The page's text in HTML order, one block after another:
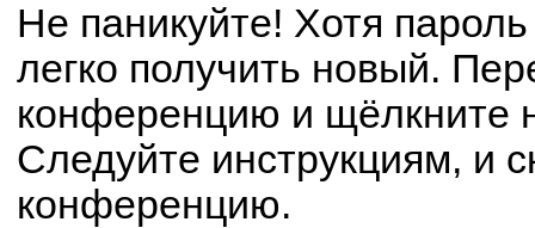
Не паникуйте! Хотя
легко получить новый.
конференцию и щёлкните
Следуйте инструкциям, и
конференцию.